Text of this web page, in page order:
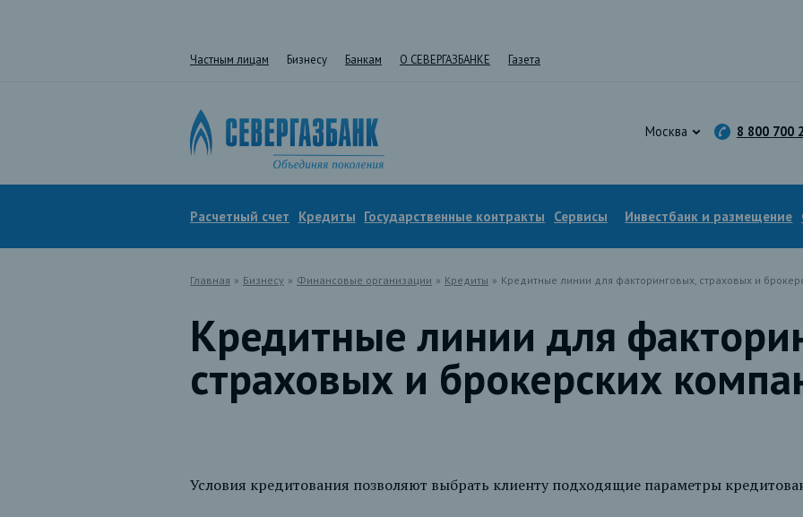
Частным лицам Бизнесу Банкам О СЕВЕРГАЗБАНКЕ Газета
Москва 8 800 700
Расчетный счет Кредиты Государственные контракты Сервисы Инвестбанк и размещение
Главная » Бизнесу » Финансовые организации » Кредиты » Кредитные линии для факторинговых, страховых и
Кредитные линии для
страховых и брокерских
Условия кредитования позволяют выбрать клиенту подходящие параметры